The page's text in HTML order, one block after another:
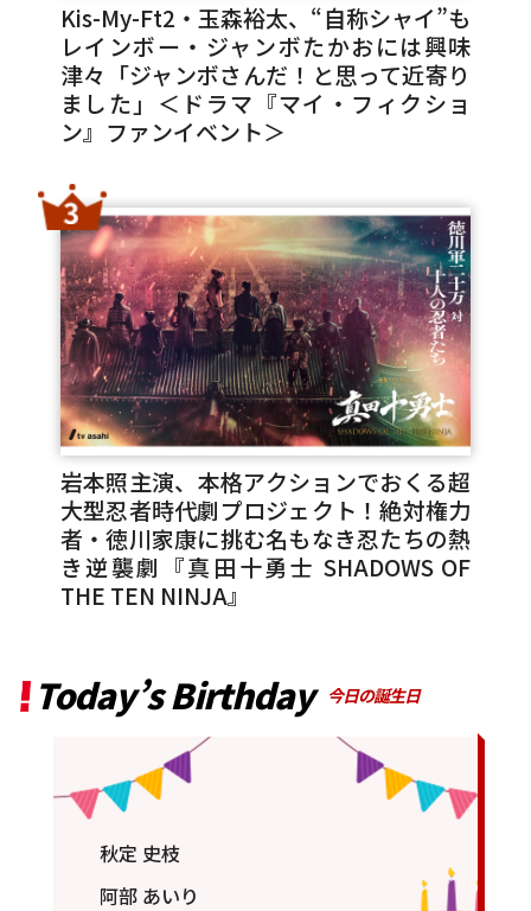
Today’s Birthday 今日の誕生日
秋定 史枝
阿部 あいり
Kis-My-Ft2・玉森裕太、“自称シャイ”も
レインボー・ジャンボたかおには興味
津々「ジャンボさんだ！と思って近寄り
ました」＜ドラマ『マイ・フィクショ
ン』ファンイベント＞
岩本照主演、本格アクションでおくる超
大型忍者時代劇プロジェクト！絶対権力
者・徳川家康に挑む名もなき忍たちの熱
き逆襲劇『真田十勇士 SHADOWS OF
THE TEN NINJA』